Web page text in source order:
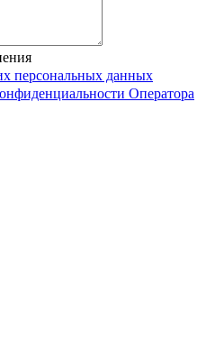
персональных данных
Оператора